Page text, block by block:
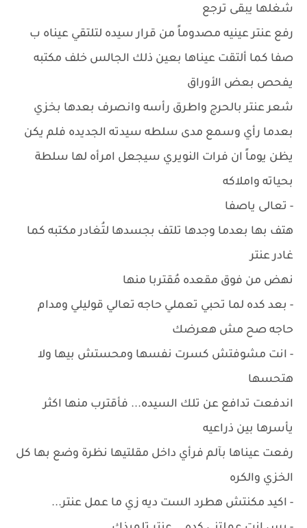
شغلها يبقى ترجع
رفع عنتر عينيه مصدوماً من قرار سيده لتلتقي عيناه ب
صفا كما ألتقت عيناها بعين ذلك الجالس خلف مكتبه
يفحص بعض الأوراق
شعر عنتر بالحرج واطرق رأسه وانصرف بعدها بخزي
بعدما رأي وسمع مدى سلطه سيدته الجديده فلم يكن
يظن يوماً ان فرات النويري سيجعل امرأه لها سلطة
بحياته واملاكه
- تعالى ياصفا
هتف بها بعدما وجدها تلتف بجسدها لتُغادر مكتبه كما
غادر عنتر
نهض من فوق مقعده مُقتربا منها
- بعد كده لما تحبي تعملي حاجه تعالي قوليلي ومدام
حاجه صح مش هعرضك
- انت مشوفتش كسرت نفسها ومحستش بيها ولا
هتحسها
اندفعت تدافع عن تلك السيده... فأقترب منها اكثر
يأسرها بين ذراعيه
رفعت عيناها بآلم فرأي داخل مقلتيها نظرة وضع بها كل
الخزي والكره
- اكيد مكنتش هطرد الست ديه زي ما عمل عنتر...